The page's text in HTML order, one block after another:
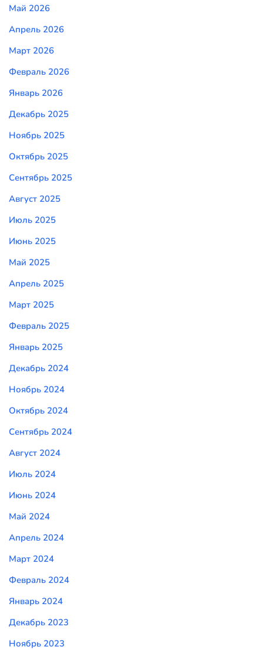
Май 2026
Апрель 2026
Март 2026
Февраль 2026
Январь 2026
Декабрь 2025
Ноябрь 2025
Октябрь 2025
Сентябрь 2025
Август 2025
Июль 2025
Июнь 2025
Май 2025
Апрель 2025
Март 2025
Февраль 2025
Январь 2025
Декабрь 2024
Ноябрь 2024
Октябрь 2024
Сентябрь 2024
Август 2024
Июль 2024
Июнь 2024
Май 2024
Апрель 2024
Март 2024
Февраль 2024
Январь 2024
Декабрь 2023
Ноябрь 2023